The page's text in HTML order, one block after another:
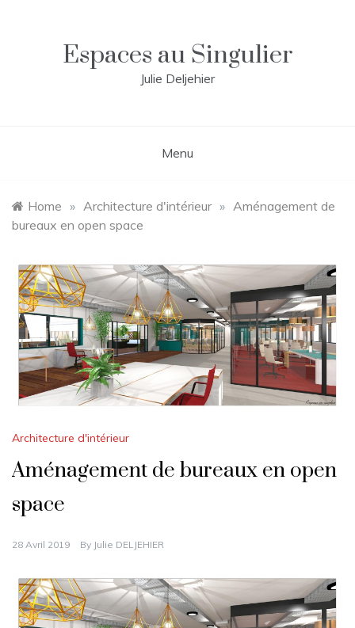
Espaces au Singulier
Julie Deljehier
Menu
Home » Architecture d'intérieur » Aménagement de
bureaux en open space
Architecture d'intérieur
Aménagement de bureaux en open
space
28 Avril 2019 By Julie DELJEHIER